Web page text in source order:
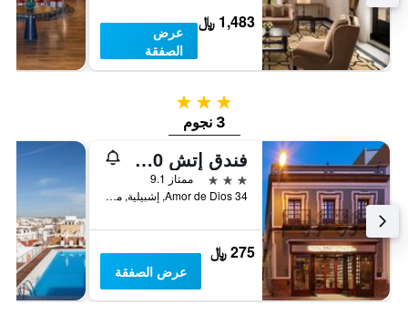
1,483 ﷼
عرض
الصفقة
3 نجوم
3 نجوم
فندق إتش 10 كوريجدور البوتيكي
3 نجوم
ممتاز 9.1
Amor de Dios 34, إشبيلية, منطقة أندلوسيا, أسبانيا
275 ﷼
عرض الصفقة